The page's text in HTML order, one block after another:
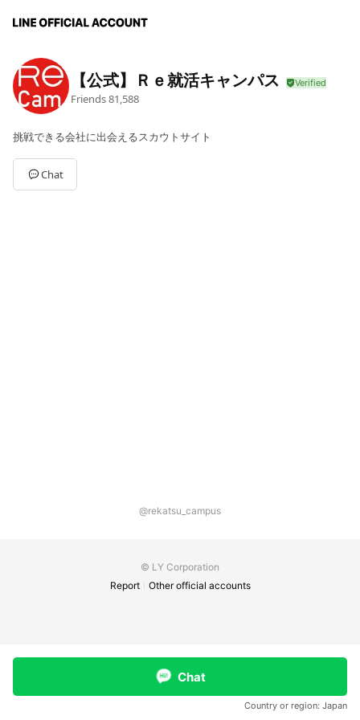
【公式】Ｒｅ就活キャンパス
Friends81,588
挑戦できる会社に出会えるスカウトサイト
Chat
@rekatsu_campus
© LY Corporation
Report
Other official accounts
Chat
Country or region: Japan